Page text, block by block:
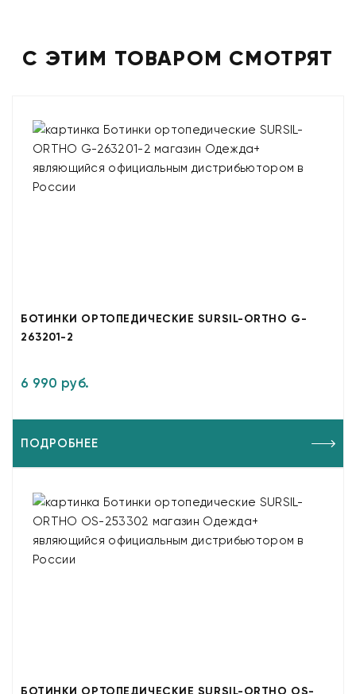
С ЭТИМ ТОВАРОМ СМОТРЯТ
БОТИНКИ ОРТОПЕДИЧЕСКИЕ SURSIL-ORTHO G-
263201-2
6 990 руб.
ПОДРОБНЕЕ
БОТИНКИ ОРТОПЕДИЧЕСКИЕ SURSIL-ORTHO OS-